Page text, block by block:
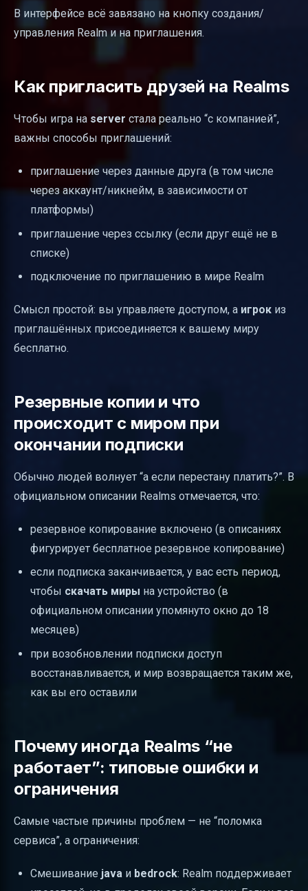
В интерфейсе всё завязано на кнопку создания/
управления Realm и на приглашения.
Как пригласить друзей на Realms
Чтобы игра на server стала реально “с компанией”,
важны способы приглашений:
приглашение через данные друга (в том числе
через аккаунт/никнейм, в зависимости от
платформы)
приглашение через ссылку (если друг ещё не в
списке)
подключение по приглашению в мире Realm
Смысл простой: вы управляете доступом, а игрок из
приглашённых присоединяется к вашему миру
бесплатно.
Резервные копии и что
происходит с миром при
окончании подписки
Обычно людей волнует “а если перестану платить?”. В
официальном описании Realms отмечается, что:
резервное копирование включено (в описаниях
фигурирует бесплатное резервное копирование)
если подписка заканчивается, у вас есть период,
чтобы скачать миры на устройство (в
официальном описании упомянуто окно до 18
месяцев)
при возобновлении подписки доступ
восстанавливается, и мир возвращается таким же,
как вы его оставили
Почему иногда Realms “не
работает”: типовые ошибки и
ограничения
Самые частые причины проблем — не “поломка
сервиса”, а ограничения:
Смешивание java и bedrock: Realm поддерживает